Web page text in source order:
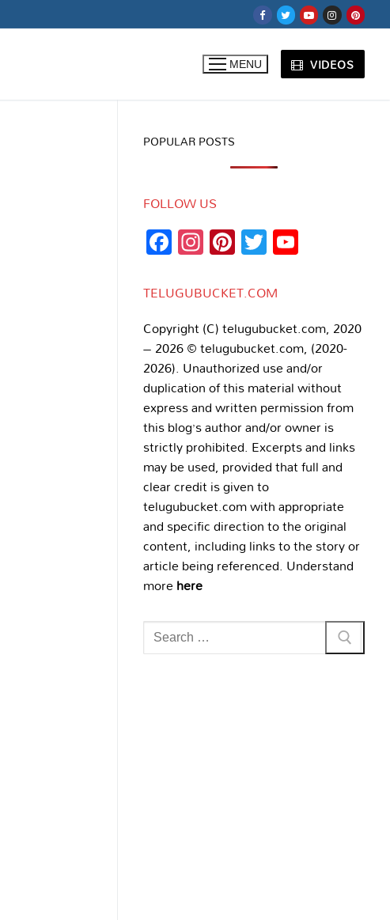
MENU VIDEOS
POPULAR POSTS
FOLLOW US
Facebook
Instagram
Pinterest
Twitter
TELUGUBUCKET.COM
Copyright (C) telugubucket.com, 2020
– 2026 © telugubucket.com, (2020-
2026). Unauthorized use and/or
duplication of this material without
express and written permission from
this blog’s author and/or owner is
strictly prohibited. Excerpts and links
may be used, provided that full and
clear credit is given to
telugubucket.com with appropriate
and specific direction to the original
content, including links to the story or
article being referenced. Understand
morehere
Search
for: